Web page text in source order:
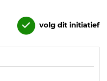
volg dit initiatief